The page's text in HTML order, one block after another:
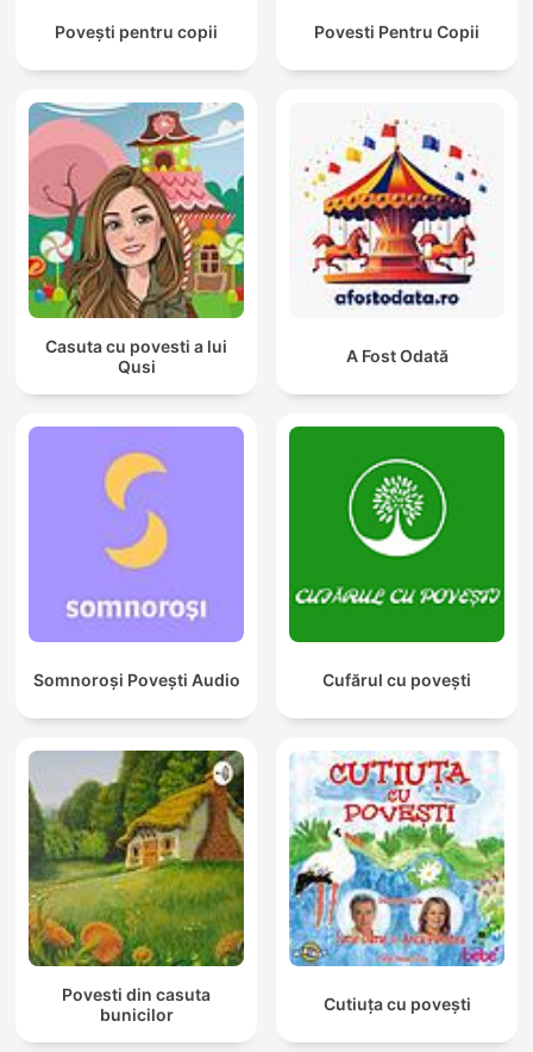
Povești pentru copii Povesti Pentru Copii
Casuta cu povesti a lui
Qusi
A Fost Odată
Somnoroși Povești Audio Cufărul cu povești
Povesti din casuta
bunicilor
Cutiuța cu povești